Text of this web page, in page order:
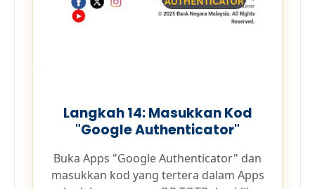
Langkah 14: Masukkan Kod
"Google Authenticator"
Buka Apps "Google Authenticator" dan
masukkan kod yang tertera dalam Apps